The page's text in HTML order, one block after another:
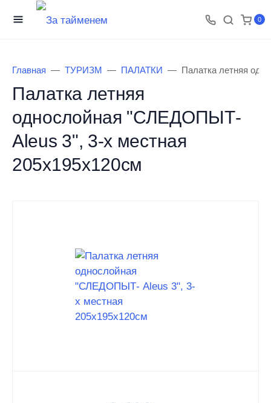
0
Главная ТУРИЗМ ПАЛАТКИ Палатка летняя
Палатка летняя
однослойная "СЛЕДОПЫТ-
Aleus 3", 3-х местная
205х195х120см